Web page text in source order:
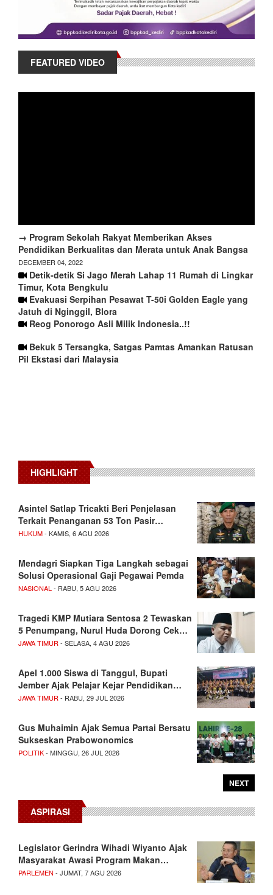
FEATURED VIDEO
→ Program Sekolah Rakyat Memberikan Akses
Pendidikan Berkualitas dan Merata untuk Anak Bangsa
DECEMBER 04, 2022
Detik-detik Si Jago Merah Lahap 11 Rumah di Lingkar
Timur, Kota Bengkulu
Evakuasi Serpihan Pesawat T-50i Golden Eagle yang
Jatuh di Nginggil, Blora
Reog Ponorogo Asli Milik Indonesia..!!
Bekuk 5 Tersangka, Satgas Pamtas Amankan Ratusan
Pil Ekstasi dari Malaysia
HIGHLIGHT
Asintel Satlap Tricakti Beri Penjelasan
Terkait Penanganan 53 Ton Pasir…
HUKUM- KAMIS, 6 AGU 2026
Mendagri Siapkan Tiga Langkah sebagai
Solusi Operasional Gaji Pegawai Pemda
NASIONAL - RABU, 5 AGU 2026
Tragedi KMP Mutiara Sentosa 2 Tewaskan
5 Penumpang, Nurul Huda Dorong Cek…
JAWA TIMUR - SELASA, 4 AGU 2026
Apel 1.000 Siswa di Tanggul, Bupati
Jember Ajak Pelajar Kejar Pendidikan…
JAWA TIMUR - RABU, 29 JUL 2026
Gus Muhaimin Ajak Semua Partai Bersatu
Sukseskan Prabowonomics
POLITIK- MINGGU, 26 JUL 2026
NEXT
ASPIRASI
Legislator Gerindra Wihadi Wiyanto Ajak
Masyarakat Awasi Program Makan…
PARLEMEN - JUMAT, 7 AGU 2026